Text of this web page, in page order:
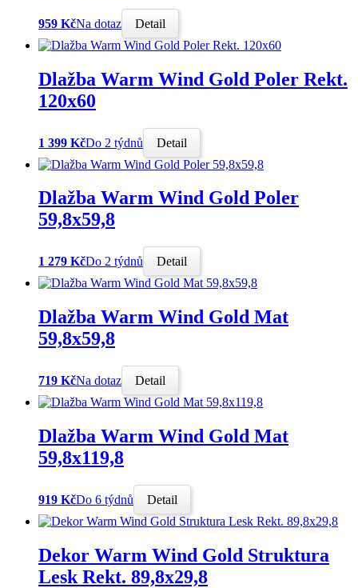
959 KčNa dotaz Detail
Dlažba Warm Wind Gold Poler Rekt.
120x60
1 399 KčDo 2 týdnů Detail
Dlažba Warm Wind Gold Poler
59,8x59,8
1 279 KčDo 2 týdnů Detail
Dlažba Warm Wind Gold Mat
59,8x59,8
719 KčNa dotaz Detail
Dlažba Warm Wind Gold Mat
59,8x119,8
919 KčDo 6 týdnů Detail
Dekor Warm Wind Gold Struktura
Lesk Rekt. 89,8x29,8